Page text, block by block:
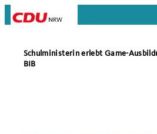
Schulministerin erlebt Game-
BIB